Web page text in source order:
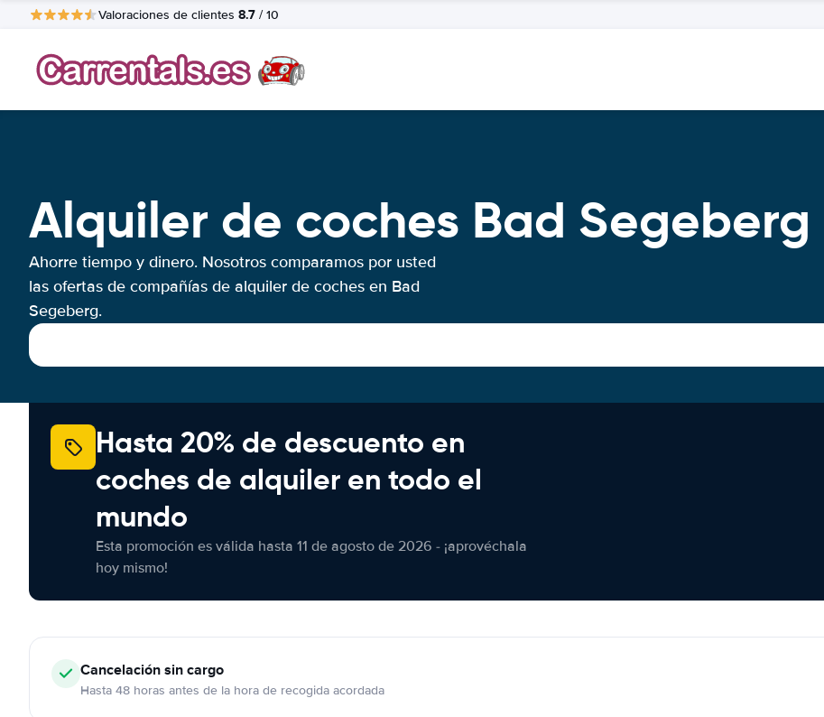
Valoraciones de clientes 8.7 / 10
Alquiler de coches Bad Segeberg
Ahorre tiempo y dinero. Nosotros comparamos por usted
las ofertas de compañías de alquiler de coches en Bad
Segeberg.
Hasta 20% de descuento en
coches de alquiler en todo el
mundo
Esta promoción es válida hasta 11 de agosto de 2026 - ¡aprovéchala
hoy mismo!
Cancelaciónsin cargo
Hasta 48 horas antes de la hora de recogida acordada